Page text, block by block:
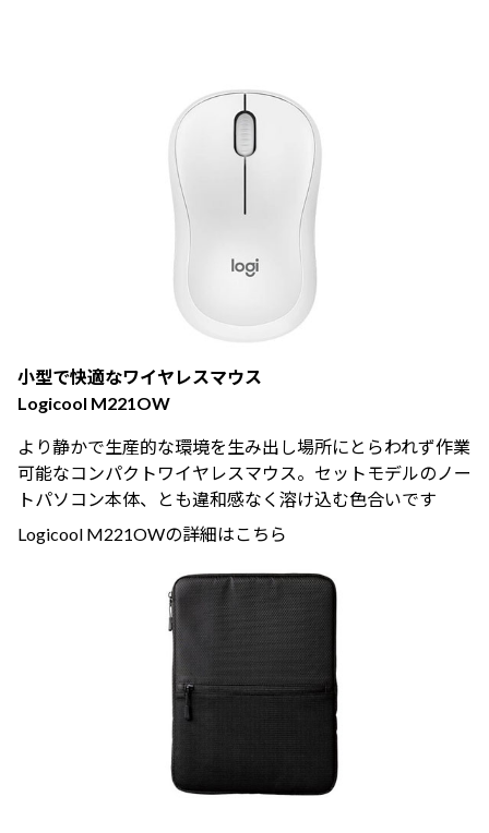
小型で快適なワイヤレスマウス
Logicool M221OW
より静かで生産的な環境を生み出し場所にとらわれず作業
可能なコンパクトワイヤレスマウス。セットモデルのノー
トパソコン本体、とも違和感なく溶け込む色合いです
Logicool M221OWの詳細はこちら